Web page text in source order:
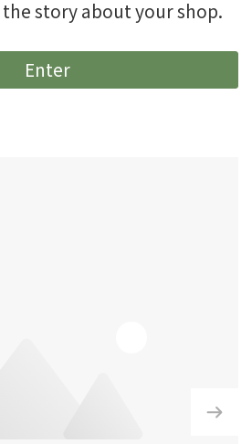
story about your shop.
Enter